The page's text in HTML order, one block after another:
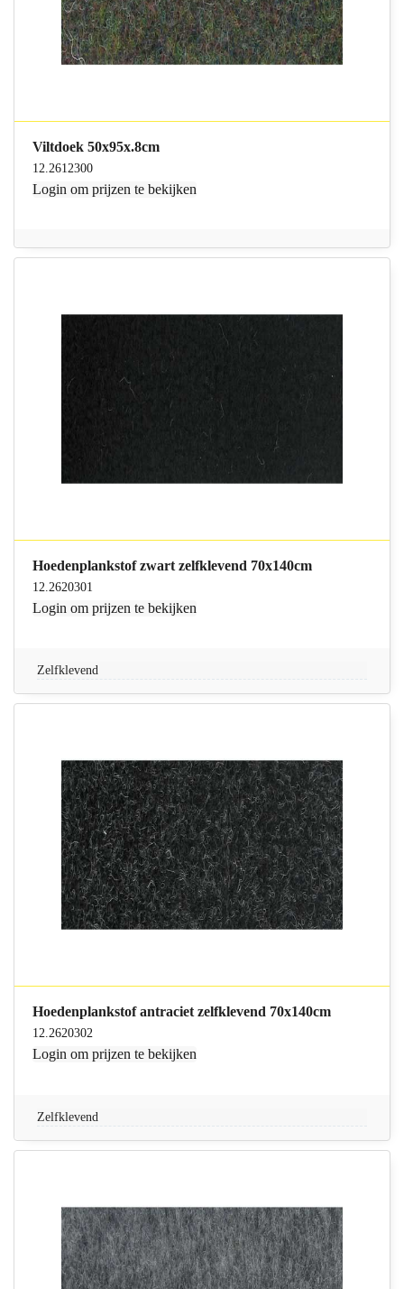
Viltdoek 50x95x.8cm
12.2612300
Login om prijzen te bekijken
Hoedenplankstof zwart zelfklevend 70x140cm
12.2620301
Login om prijzen te bekijken
Zelfklevend
Hoedenplankstof antraciet zelfklevend 70x140cm
12.2620302
Login om prijzen te bekijken
Zelfklevend